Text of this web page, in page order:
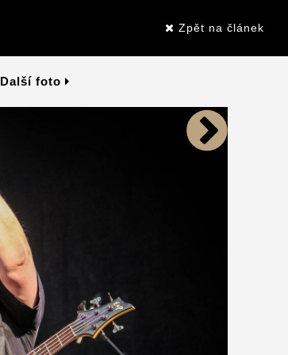
Zpět na článek
Další foto